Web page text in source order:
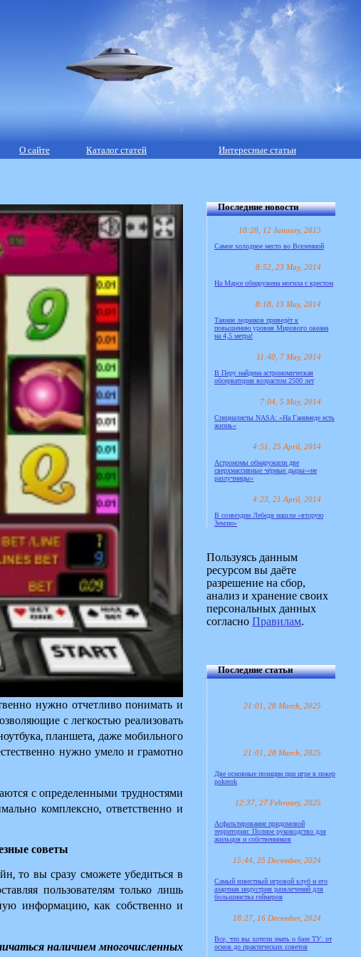
О сайте Каталог статей Интересные статьи
нужно отчетливо понимать и
с легкостью реализовать
планшета, даже мобильного
нужно умело и грамотно
с определенными трудностями
комплексно, ответственно и
советы
то вы сразу сможете убедиться в
пользователям только лишь
информацию, как собственно и
наличием многочисленных
Последние новости
10:28, 12 January, 2015
Самое холодное место во Вселенной
8:52, 23 May, 2014
На Марсе обнаружена могила с крестом
8:18, 13 May, 2014
Таяние ледников приведёт к
повышению уровня Мирового океана
на 4,5 метра!
11:40, 7 May, 2014
В Перу найдена астрономическая
обсерватория возрастом 2500 лет
7:04, 5 May, 2014
Специалисты NASA: «На Ганимеде есть
жизнь»
4:51, 25 April, 2014
Астрономы обнаружили две
сверхмассивные чёрные дыры-«не
разлучницы»
4:23, 21 April, 2014
В созвездии Лебедя нашли «вторую
Землю»
Пользуясь данным
ресурсом вы даёте
разрешение на сбор,
анализ и хранение своих
персональных данных
согласно Правилам.
Последние статьи
21:01, 28 March, 2025
21:01, 28 March, 2025
Две основные позиции при игре в покер
pokerok
12:37, 27 February, 2025
Асфальтирование придомовой
территории: Полное руководство для
жильцов и собственников
15:44, 25 December, 2024
Самый известный игровой клуб и его
азартная индустрия развлечений для
большинства геймеров
18:27, 16 December, 2024
Все, что вы хотели знать о базе ТУ: от
основ до практических советов